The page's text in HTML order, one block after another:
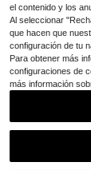
el contenido y los
Al seleccionar
que hacen que
configuración de tu
Para obtener más
configuraciones de
más información